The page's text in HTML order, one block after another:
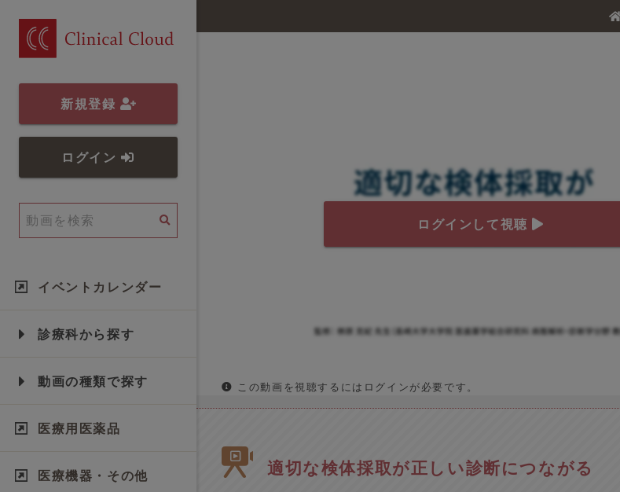
新規登録
ログイン
イベントカレンダー
診療科から探す
動画の種類で探す
医療用医薬品
医療機器・その他
ログインして視聴
この動画を視聴するにはログインが必要です。
適切な検体採取が正しい診断につながる